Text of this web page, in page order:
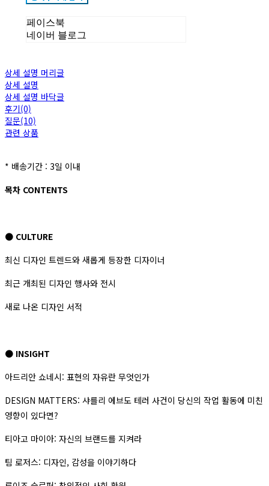
페이스북
네이버 블로그
상세 설명 머리글
상세 설명
상세 설명 바닥글
후기(0)
질문(10)
관련 상품
* 배송기간 : 3일 이내
목차 CONTENTS
● CULTURE
최신 디자인 트렌드와 새롭게 등장한 디자이너
최근 개최된 디자인 행사와 전시
새로 나온 디자인 서적
● INSIGHT
아드리안 쇼네시: 표현의 자유란 무엇인가
DESIGN MATTERS: 샤를리 에브도 테러 사건이 당신의 작업 활동에 미친
영향이 있다면?
티아고 마이아: 자신의 브랜드를 지켜라
팀 로저스: 디자인, 감성을 이야기하다